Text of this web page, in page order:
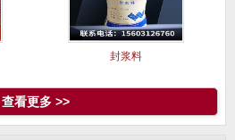
封浆料
查看更多 >>